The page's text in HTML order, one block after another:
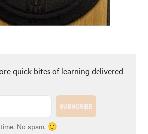
quick bites of learning delivered
SUBSCRIBE
No spam. 🙂